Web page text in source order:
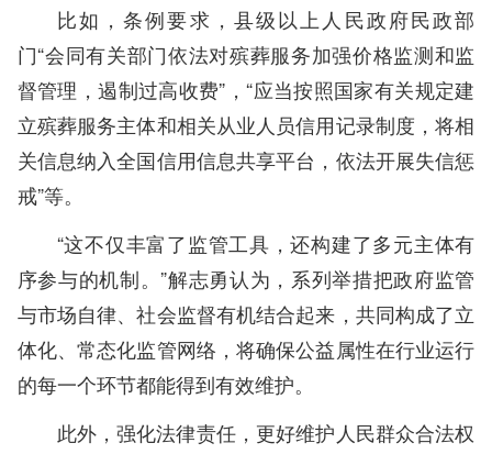
比如，条例要求，县级以上人民政府民政部
门“会同有关部门依法对殡葬服务加强价格监测和监
督管理，遏制过高收费”，“应当按照国家有关规定建
立殡葬服务主体和相关从业人员信用记录制度，将相
关信息纳入全国信用信息共享平台，依法开展失信惩
戒”等。
“这不仅丰富了监管工具，还构建了多元主体有
序参与的机制。”解志勇认为，系列举措把政府监管
与市场自律、社会监督有机结合起来，共同构成了立
体化、常态化监管网络，将确保公益属性在行业运行
的每一个环节都能得到有效维护。
此外，强化法律责任，更好维护人民群众合法权